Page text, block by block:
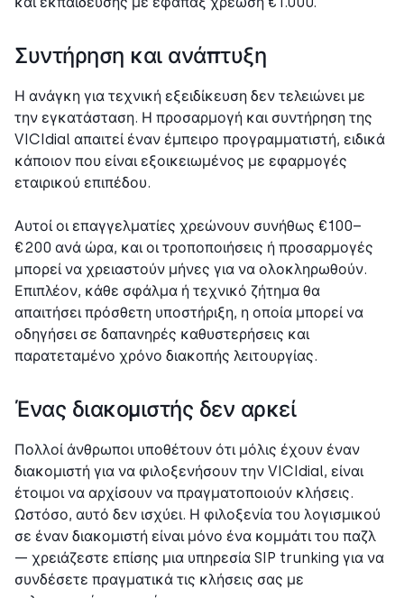
Συντήρηση και ανάπτυξη
Η ανάγκη για τεχνική εξειδίκευση δεν τελειώνει με
την εγκατάσταση. Η προσαρμογή και συντήρηση της
VICIdial απαιτεί έναν έμπειρο προγραμματιστή, ειδικά
κάποιον που είναι εξοικειωμένος με εφαρμογές
εταιρικού επιπέδου.
Αυτοί οι επαγγελματίες χρεώνουν συνήθως €100–
€200 ανά ώρα, και οι τροποποιήσεις ή προσαρμογές
μπορεί να χρειαστούν μήνες για να ολοκληρωθούν.
Επιπλέον, κάθε σφάλμα ή τεχνικό ζήτημα θα
απαιτήσει πρόσθετη υποστήριξη, η οποία μπορεί να
οδηγήσει σε δαπανηρές καθυστερήσεις και
παρατεταμένο χρόνο διακοπής λειτουργίας.
Ένας διακομιστής δεν αρκεί
Πολλοί άνθρωποι υποθέτουν ότι μόλις έχουν έναν
διακομιστή για να φιλοξενήσουν την VICIdial, είναι
έτοιμοι να αρχίσουν να πραγματοποιούν κλήσεις.
Ωστόσο, αυτό δεν ισχύει. Η φιλοξενία του λογισμικού
σε έναν διακομιστή είναι μόνο ένα κομμάτι του παζλ
— χρειάζεστε επίσης μια υπηρεσία SIP trunking για να
συνδέσετε πραγματικά τις κλήσεις σας με